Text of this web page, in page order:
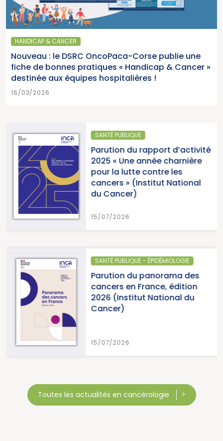
HANDICAP & CANCER
Nouveau : le DSRC OncoPaca-Corse publie une
fiche de bonnes pratiques « Handicap & Cancer »
destinée aux équipes hospitalières !
16/03/2026
SANTÉ PUBLIQUE
Parution du rapport d’activité
2025 « Une année charnière
pour la lutte contre les
cancers » (Institut National
du Cancer)
15/07/2026
SANTÉ PUBLIQUE - ÉPIDÉMIOLOGIE
Parution du panorama des
cancers en France, édition
2026 (Institut National du
Cancer)
15/07/2026
Toutes les actualités en cancérologie